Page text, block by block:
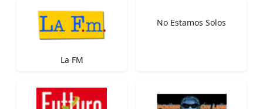
La FM
No Estamos Solos